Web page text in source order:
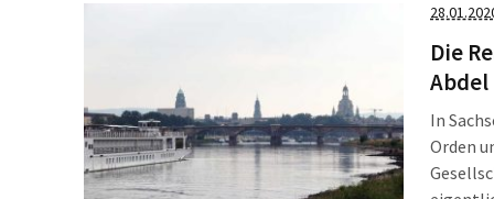
fasst
Die
Abdel
In
Orden